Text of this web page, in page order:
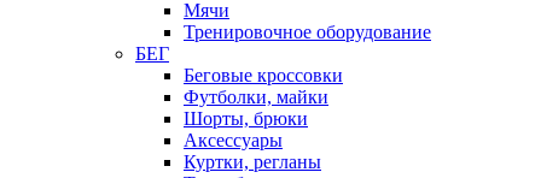
Мячи
Тренировочное оборудование
БЕГ
Беговые кроссовки
Футболки, майки
Шорты, брюки
Аксессуары
Куртки, регланы